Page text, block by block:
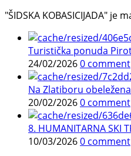
"ŠIDSKA KOBASICIJADA"
Turistička ponuda
24/02/20260 comment
Na Zlatiboru
20/02/20260 comment
8. HUMANITARNA SKI
10/03/20260 comment